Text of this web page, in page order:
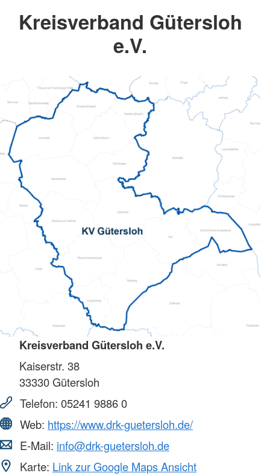
Kreisverband Gütersloh
e.V.
Kreisverband Gütersloh e.V.
Kaiserstr. 38
33330Gütersloh
Telefon: 05241 9886 0
Web: https://www.drk-guetersloh.de/
E-Mail: info@drk-guetersloh.de
Karte: Link zur Google Maps Ansicht